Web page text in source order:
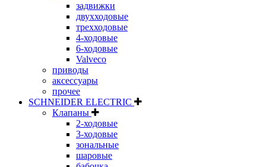
задвижки
двухходовые
трехходовые
4-ходовые
6-ходовые
Valveco
приводы
аксессуары
прочее
SCHNEIDER ELECTRIC
Клапаны
2-ходовые
3-ходовые
зональные
шаровые